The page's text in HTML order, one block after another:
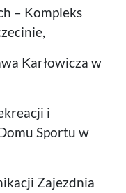
– Kompleks
Karłowicza w
i
Sportu w
Zajezdnia